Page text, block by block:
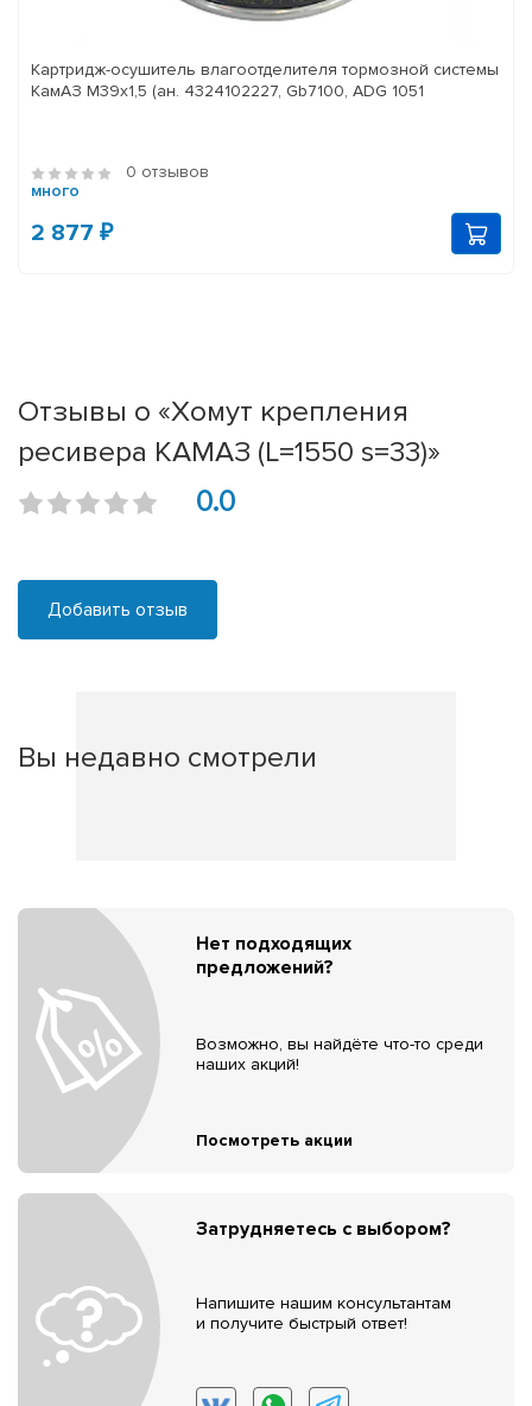
Картридж-осушитель влагоотделителя тормозной системы
КамАЗ M39x1,5 (ан. 4324102227, Gb7100, ADG 1051
0 отзывов
много
2 877 ₽
Отзывы о «Хомут крепления
ресивера КАМАЗ (L=1550 s=33)»
0.0
Добавить отзыв
Вы недавно смотрели
Нет подходящих
предложений?
Возможно, вы найдёте что-то среди
наших акций!
Посмотреть акции
Затрудняетесь с выбором?
Напишите нашим консультантам
и получите быстрый ответ!